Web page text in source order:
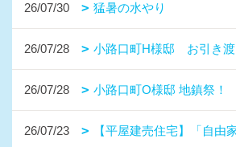
26/07/30 猛暑の水やり
26/07/28 小路口町H様邸 お引き渡
26/07/28 小路口町O様邸 地鎮祭！
26/07/23
【平屋建売住宅】「自由